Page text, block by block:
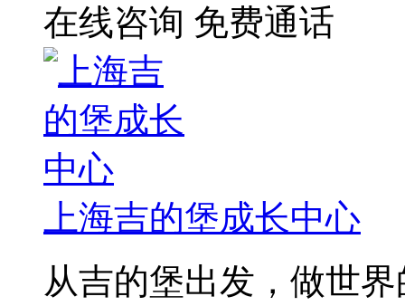
在线咨询 免费通话
上海吉的堡成长中心
从吉的堡出发，做世